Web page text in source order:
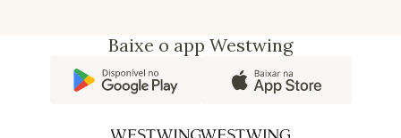
Baixe o app Westwing